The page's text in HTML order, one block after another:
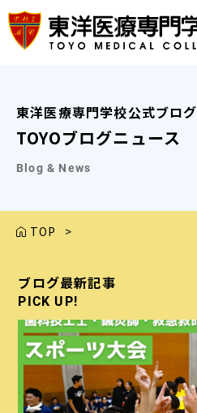
東洋医療専門学校公式ブログ
TOYOブログニュース
Blog & News
TOP >
ブログ最新記事
PICK UP!
ブログ最新記事
PICK UP!
ブログ最新記事
PICK UP!
ブログ最新記事
PICK UP!
ブログ最新記事
PICK UP!